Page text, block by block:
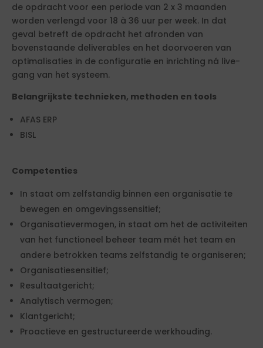
de opdracht voor een periode van 2 x 3 maanden
worden verlengd voor 18 à 36 uur per week. In dat
geval betreft de opdracht het afronden van
bovenstaande deliverables en het doorvoeren van
optimalisaties in de configuratie en inrichting ná live-
gang van het systeem.
Belangrijkste technieken, methoden en tools
AFAS ERP
BISL
Competenties
In staat om zelfstandig binnen een organisatie te
bewegen en omgevingssensitief;
Organisatievermogen, in staat om het de activiteiten
van het functioneel beheer team mét het team en
andere betrokken teams zelfstandig te organiseren;
Organisatiesensitief;
Resultaatgericht;
Analytisch vermogen;
Klantgericht;
Proactieve en gestructureerde werkhouding.